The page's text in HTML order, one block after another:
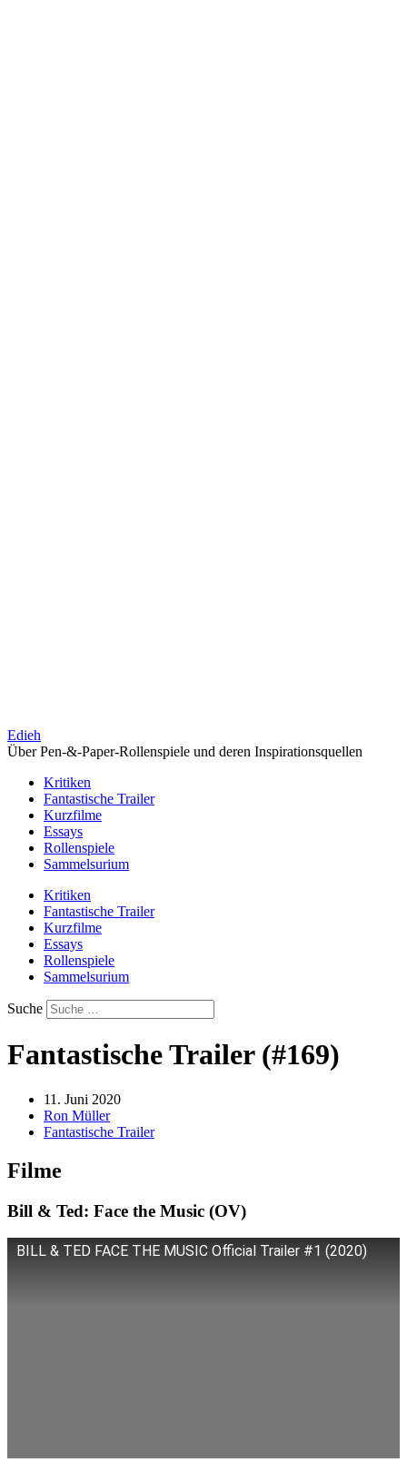
Edieh
Über Pen-&-Paper-Rollenspiele und deren Inspirationsquellen
Kritiken
Fantastische Trailer
Kurzfilme
Essays
Rollenspiele
Sammelsurium
Kritiken
Fantastische Trailer
Kurzfilme
Essays
Rollenspiele
Sammelsurium
Suche
Fantastische Trailer (#169)
11. Juni 2020
Ron Müller
Fantastische Trailer
Filme
Bill & Ted: Face the Music (OV)
BILL & TED FACE THE MUSIC Official Trailer #1 (2020)